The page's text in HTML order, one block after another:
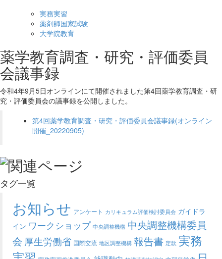
実務実習
薬剤師国家試験
大学院教育
薬学教育調査・研究・評価委員
会議事録
令和4年9月5日オンラインにて開催されました第4回薬学教育調査・研
究・評価委員会の議事録を公開しました。
第4回薬学教育調査・研究・評価委員会議事録(オンライン
開催_20220905)
タグ一覧
お知らせ アンケート カリキュラム評価検討委員会 ガイドラ
イン ワークショップ 中央調整機構 中央調整機構委員
会 厚生労働省 国際交流 地区調整機構 報告書 定款 実務